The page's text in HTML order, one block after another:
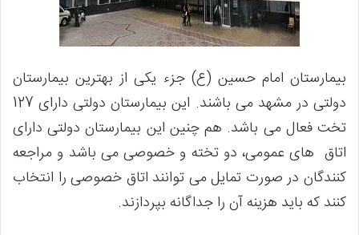
بیمارستان امام حسین (ع) جزء یکی از بهترین بیمارستان
دولتی در مشهد می باشند. این بیمارستان دولتی دارای 127
تخت فعال می باشد. هم چنین این بیمارستان دولتی دارای
اتاق های عمومی، دو تخته و خصوصی می باشد و مراجعه
کنندگان در صورت تمایل می توانند اتاق خصوصی را انتخاب
کنند که باید هزینه آن را جداگانه بپردازند.